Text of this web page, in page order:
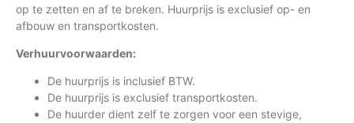
op te zetten en af te breken. Huurprijs is exclusief op- en
afbouw en transportkosten.
Verhuurvoorwaarden:
De huurprijs is inclusief BTW.
De huurprijs is exclusief transportkosten.
De huurder dient zelf te zorgen voor een stevige,